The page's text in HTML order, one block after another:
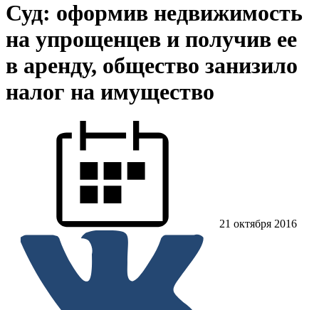
Суд: оформив недвижимость
на упрощенцев и получив ее
в аренду, общество занизило
налог на имущество
21 октября 2016